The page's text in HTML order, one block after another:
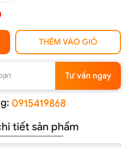
THÊM VÀO GIỎ
Tư vấn ngay
0915419868
tiết sản phẩm